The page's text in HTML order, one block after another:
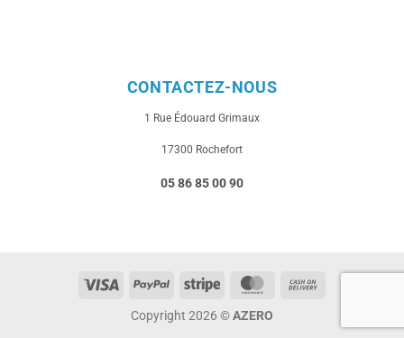
CONTACTEZ-NOUS
1 Rue Édouard Grimaux
17300 Rochefort
05 86 85 00 90
Visa PayPal Stripe MasterCard
Delivery
Copyright 2026 ©AZERO